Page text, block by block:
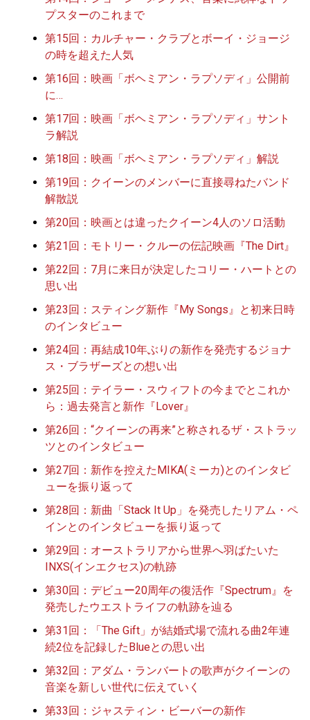
プスターのこれまで
第15回：カルチャー・クラブとボーイ・ジョージ
の時を超えた人気
第16回：映画「ボヘミアン・ラプソディ」公開前
に…
第17回：映画「ボヘミアン・ラプソディ」サント
ラ解説
第18回：映画「ボヘミアン・ラプソディ」解説
第19回：クイーンのメンバーに直接尋ねたバンド
解散説
第20回：映画とは違ったクイーン4人のソロ活動
第21回：モトリー・クルーの伝記映画『The Dirt』
第22回：7月に来日が決定したコリー・ハートとの
思い出
第23回：スティング新作『My Songs』と初来日時
のインタビュー
第24回：再結成10年ぶりの新作を発売するジョナ
ス・ブラザーズとの想い出
第25回：テイラー・スウィフトの今までとこれか
ら：過去発言と新作『Lover』
第26回：“クイーンの再来”と称されるザ・ストラッ
ツとのインタビュー
第27回：新作を控えたMIKA(ミーカ)とのインタビ
ューを振り返って
第28回：新曲「Stack It Up」を発売したリアム・ペ
インとのインタビューを振り返って
第29回：オーストラリアから世界へ羽ばたいた
INXS(インエクセス)の軌跡
第30回：デビュー20周年の復活作『Spectrum』を
発売したウエストライフの軌跡を辿る
第31回：「The Gift」が結婚式場で流れる曲2年連
続2位を記録したBlueとの思い出
第32回：アダム・ランバートの歌声がクイーンの
音楽を新しい世代に伝えていく
第33回：ジャスティン・ビーバーの新作